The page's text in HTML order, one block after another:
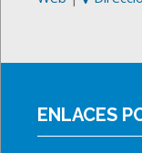
ENLACES